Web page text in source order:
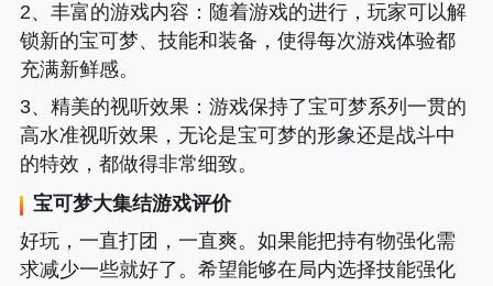
2、丰富的游戏内容 ：随着游戏的进行，玩家可以解
锁新的宝可梦、技能和装备，使得每次游戏体验都
充满新鲜感。
3、精美的视听效果 ：游戏保持了宝可梦系列一贯的
高水准视听效果，无论是宝可梦的形象还是战斗中
的特效，都做得非常细致。
宝可梦大集结游戏评价
好玩，一直打团，一直爽。如果能把持有物强化需
求减少一些就好了。希望能够在局内选择技能强化